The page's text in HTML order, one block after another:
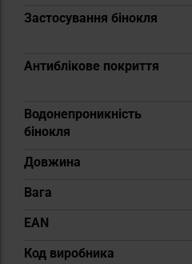
Застосування бінокля
Антиблікове покриття
Водонепроникність
бінокля
Довжина
Вага
EAN
Код виробника